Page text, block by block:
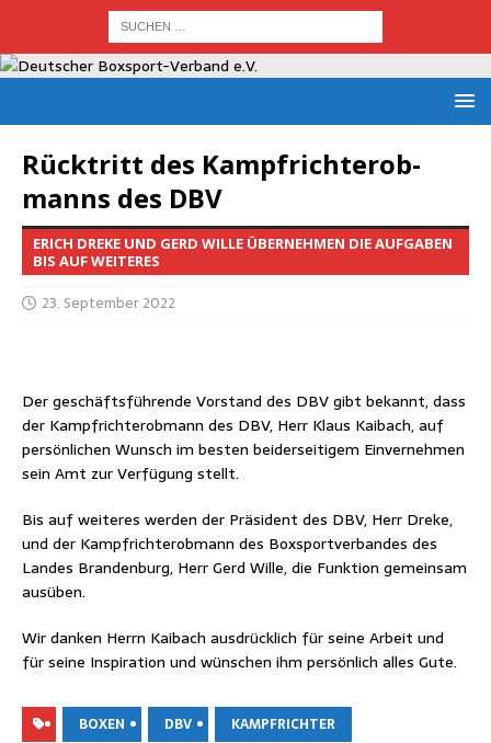
Rück­tritt des Kampf­richt­er­ob­
manns des DBV
ERICH DREKE UND GERD WILLE ÜBERNEHMEN DIE AUFGABEN
BIS AUF WEITERES
23. September 2022
Der geschäfts­füh­ren­de Vor­stand des DBV gibt bekannt, dass
der Kampf­richt­er­ob­mann des DBV, Herr Klaus Kai­bach, auf
per­sön­li­chen Wunsch im bes­ten bei­der­sei­ti­gem Ein­ver­neh­men
sein Amt zur Ver­fü­gung stellt.
Bis auf wei­te­res wer­den der Prä­si­dent des DBV, Herr Dre­ke,
und der Kampf­richt­er­ob­mann des Box­sport­ver­ban­des des
Lan­des Bran­den­burg, Herr Gerd Wil­le, die Funk­ti­on gemein­sam
ausüben.
Wir dan­ken Herrn Kai­bach aus­drück­lich für sei­ne Arbeit und
für sei­ne Inspi­ra­ti­on und wün­schen ihm per­sön­lich alles Gute.
BOXEN DBV KAMPFRICHTER